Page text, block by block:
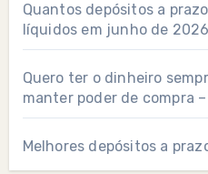
Quantos depósitos a
líquidos em junho de
Quero ter o dinheiro
manter poder de compra
Melhores depósitos a